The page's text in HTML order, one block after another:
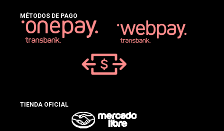
MÉTODOS DE PAGO
TIENDA OFICIAL